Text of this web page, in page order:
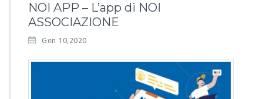
NOI APP – L’app di NOI
ASSOCIAZIONE
Gen 10,2020